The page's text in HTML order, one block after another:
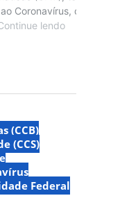
(CCB)
(CCS)
Federal